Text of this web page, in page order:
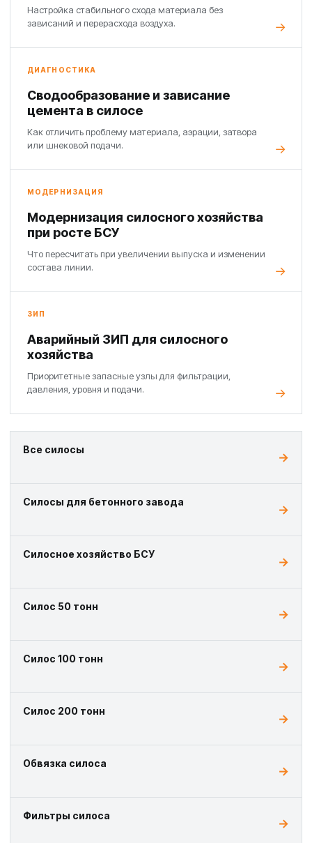
Настройка стабильного схода материала без
зависаний и перерасхода воздуха.
ДИАГНОСТИКА
Сводообразование и зависание
цемента в силосе
Как отличить проблему материала, аэрации, затвора
или шнековой подачи.
МОДЕРНИЗАЦИЯ
Модернизация силосного хозяйства
при росте БСУ
Что пересчитать при увеличении выпуска и изменении
состава линии.
ЗИП
Аварийный ЗИП для силосного
хозяйства
Приоритетные запасные узлы для фильтрации,
давления, уровня и подачи.
Все силосы
Силосы для бетонного завода
Силосное хозяйство БСУ
Силос 50 тонн
Силос 100 тонн
Силос 200 тонн
Обвязка силоса
Фильтры силоса